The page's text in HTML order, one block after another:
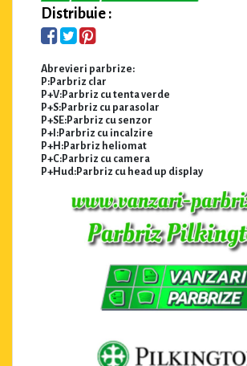
Distribuie :
Abrevieri parbrize:
P:Parbriz clar
P+V:Parbriz cu tenta verde
P+S:Parbriz cu parasolar
P+SE:Parbriz cu senzor
P+I:Parbriz cu incalzire
P+H:Parbriz heliomat
P+C:Parbriz cu camera
P+Hud:Parbriz cu head up display